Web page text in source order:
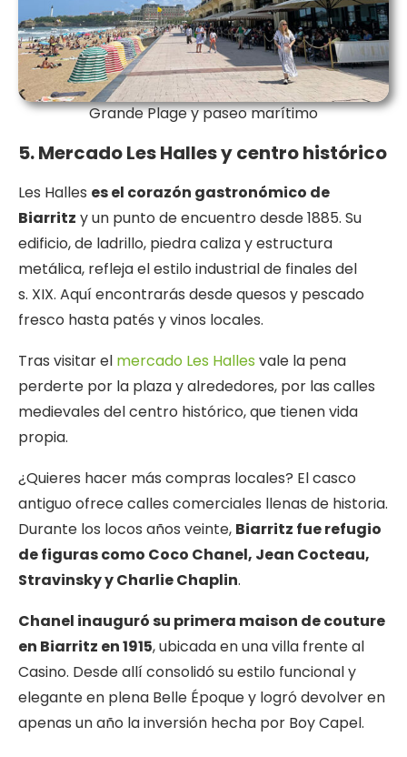
Grande Plage y paseo marítimo
5. Mercado Les Halles y centro histórico
Les Halles es el corazón gastronómico de
Biarritz y un punto de encuentro desde 1885. Su
edificio, de ladrillo, piedra caliza y estructura
metálica, refleja el estilo industrial de finales del
s. XIX. Aquí encontrarás desde quesos y pescado
fresco hasta patés y vinos locales.
Tras visitar el mercado Les Halles vale la pena
perderte por la plaza y alrededores, por las calles
medievales del centro histórico, que tienen vida
propia.
¿Quieres hacer más compras locales? El casco
antiguo ofrece calles comerciales llenas de historia.
Durante los locos años veinte, Biarritz fue refugio
de figuras como Coco Chanel, Jean Cocteau,
Stravinsky y Charlie Chaplin.
Chanel inauguró su primera maison de couture
en Biarritz en 1915, ubicada en una villa frente al
Casino. Desde allí consolidó su estilo funcional y
elegante en plena Belle Époque y logró devolver en
apenas un año la inversión hecha por Boy Capel.